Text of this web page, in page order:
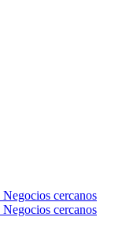
Negocios cercanos
Negocios cercanos